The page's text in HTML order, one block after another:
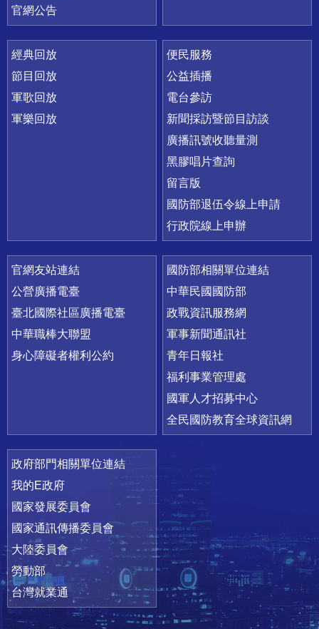
官網公告
經典回放
節目回放
軍歌回放
軍樂回放
便民服務
公益插播
電台參訪
新聞採訪暨節目訪談
廣播訊號收聽量測
黑膠唱片查詢
留言版
國防部退伍令線上申請
行政院線上申辦
官網友站連結
公營廣播電臺
臺北國際社區廣播電臺
中華職棒大聯盟
身心障礙者權利公約
國防部相關單位連結
中華民國國防部
政戰資訊服務網
軍事新聞通訊社
青年日報社
福利事業管理處
國軍人才招募中心
全民國防教育全球資訊網
政府部門相關單位連結
我的E政府
國家發展委員會
國家通訊傳播委員會
大陸委員會
勞動部
台灣就業通